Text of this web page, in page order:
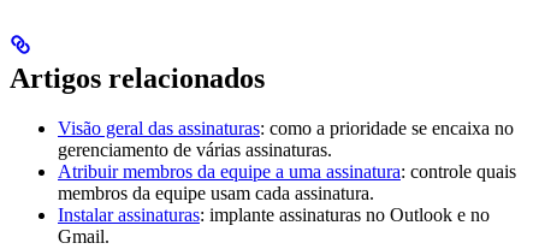
Artigos relacionados
Visão geral das assinaturas: como a prioridade se encaixa no
gerenciamento de várias assinaturas.
Atribuir membros da equipe a uma assinatura: controle quais
membros da equipe usam cada assinatura.
Instalar assinaturas: implante assinaturas no Outlook e no
Gmail.